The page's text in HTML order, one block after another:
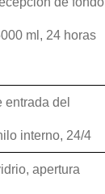
ml, 24 horas
entrada del
interno, 24/4
apertura